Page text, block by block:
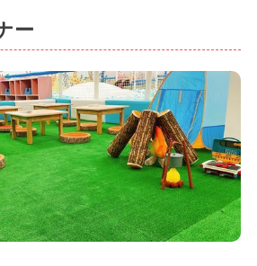
ー